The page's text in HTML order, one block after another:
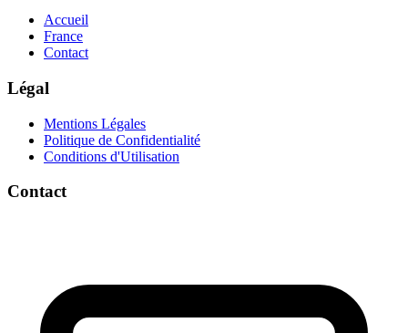
Accueil
France
Contact
Légal
Mentions Légales
Politique de Confidentialité
Conditions d'Utilisation
Contact